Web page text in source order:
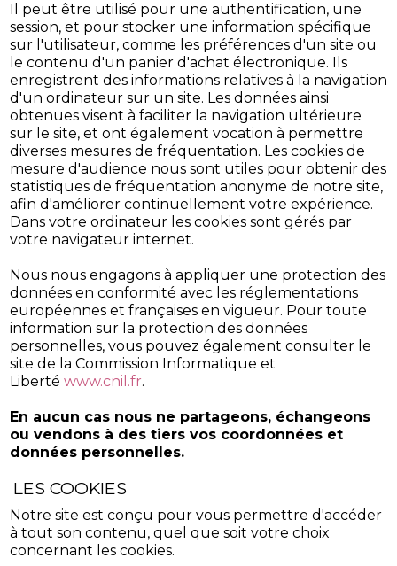
Il peut être utilisé pour une authentification, une
session, et pour stocker une information spécifique
sur l'utilisateur, comme les préférences d'un site ou
le contenu d'un panier d'achat électronique. Ils
enregistrent des informations relatives à la navigation
d'un ordinateur sur un site. Les données ainsi
obtenues visent à faciliter la navigation ultérieure
sur le site, et ont également vocation à permettre
diverses mesures de fréquentation. Les cookies de
mesure d'audience nous sont utiles pour obtenir des
statistiques de fréquentation anonyme de notre site,
afin d'améliorer continuellement votre expérience.
Dans votre ordinateur les cookies sont gérés par
votre navigateur internet.
Nous nous engagons à appliquer une protection des
données en conformité avec les réglementations
européennes et françaises en vigueur. Pour toute
information sur la protection des données
personnelles, vous pouvez également consulter le
site de la Commission Informatique et
Liberté www.cnil.fr.
En aucun cas nous ne partageons, échangeons
ou vendons à des tiers vos coordonnées et
données personnelles.
LES COOKIES
Notre site est conçu pour vous permettre d'accéder
à tout son contenu, quel que soit votre choix
concernant les cookies.